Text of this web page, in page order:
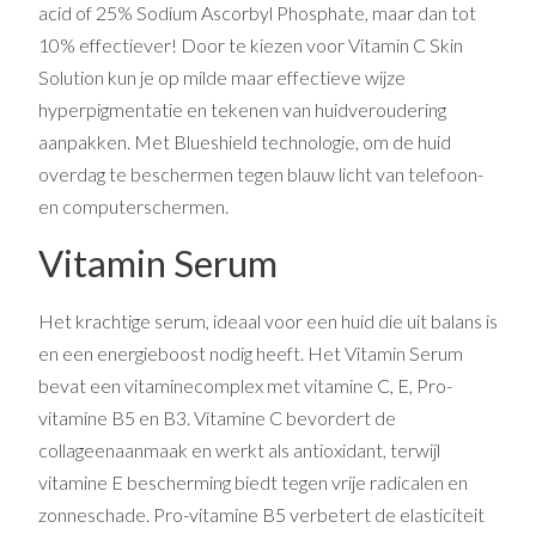
acid of 25% Sodium Ascorbyl Phosphate, maar dan tot
10% effectiever! Door te kiezen voor Vitamin C Skin
Solution kun je op milde maar effectieve wijze
hyperpigmentatie en tekenen van huidveroudering
aanpakken. Met Blueshield technologie, om de huid
overdag te beschermen tegen blauw licht van telefoon-
en computerschermen.
Vitamin Serum
Het krachtige serum, ideaal voor een huid die uit balans is
en een energieboost nodig heeft. Het Vitamin Serum
bevat een vitaminecomplex met vitamine C, E, Pro-
vitamine B5 en B3. Vitamine C bevordert de
collageenaanmaak en werkt als antioxidant, terwijl
vitamine E bescherming biedt tegen vrije radicalen en
zonneschade. Pro-vitamine B5 verbetert de elasticiteit